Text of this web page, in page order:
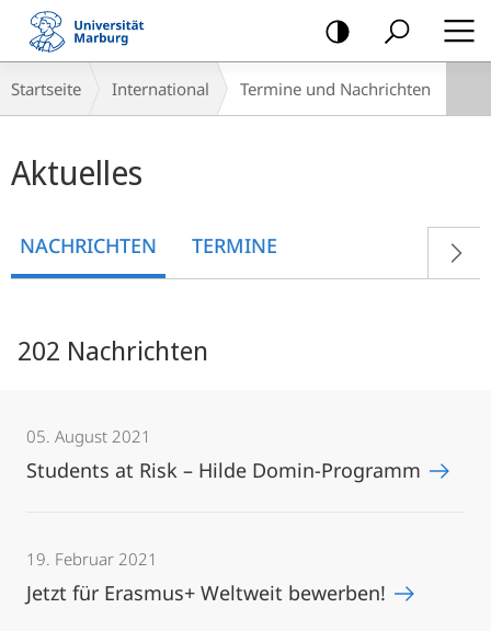
Mobile-
Navigation
Breadcrumb-
Navigation
Startseite International Termine und Nachrichten
Aktuelles
NACHRICHTEN TERMINE
202 Nachrichten
05. August 2021
Students at Risk – Hilde Domin-Programm
19. Februar 2021
Jetzt für Erasmus+ Weltweit bewerben!